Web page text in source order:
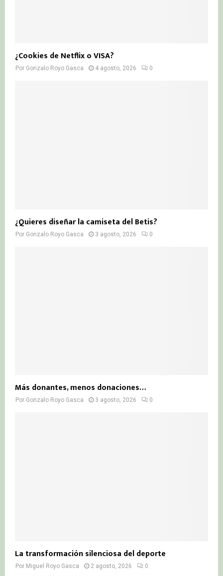
¿Cookies de Netflix o VISA?
Por Gonzalo Royo Gasca 4 agosto, 2026 0
¿Quieres diseñar la camiseta del Betis?
Por Gonzalo Royo Gasca 3 agosto, 2026 0
Más donantes, menos donaciones…
Por Gonzalo Royo Gasca 3 agosto, 2026 0
La transformación silenciosa del deporte
Por Miguel Royo Gasca 2 agosto, 2026 0